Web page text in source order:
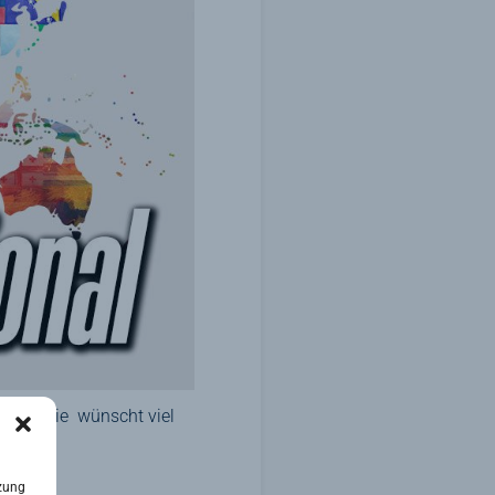
Familie wünscht viel